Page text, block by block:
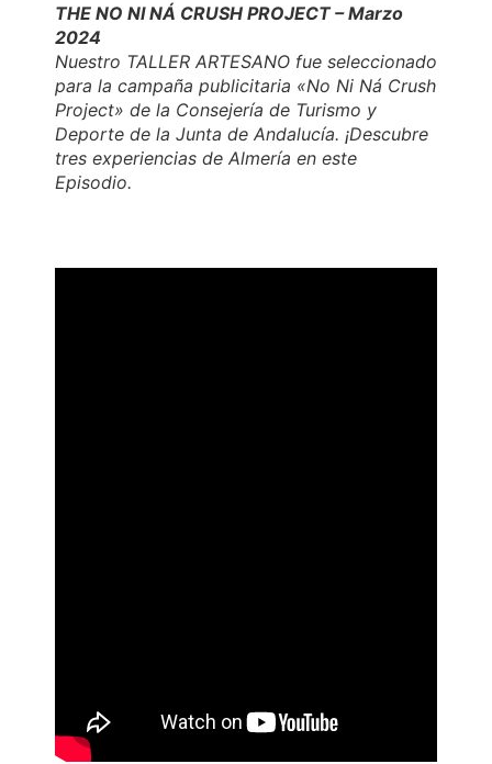
THE NO NI NÁ CRUSH PROJECT – Marzo
2024
Nuestro TALLER ARTESANO fue seleccionado
para la campaña publicitaria «No Ni Ná Crush
Project» de la Consejería de Turismo y
Deporte de la Junta de Andalucía. ¡Descubre
tres experiencias de Almería en este
Episodio.